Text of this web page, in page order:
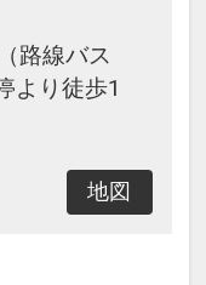
路線バス
より徒歩1
地図